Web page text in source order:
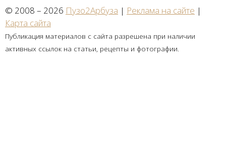
© 2008 – 2026 Пузо2Арбуза | Реклама на сайте |
Карта сайта
Публикация материалов с сайта разрешена при наличии
активных ссылок на статьи, рецепты и фотографии.